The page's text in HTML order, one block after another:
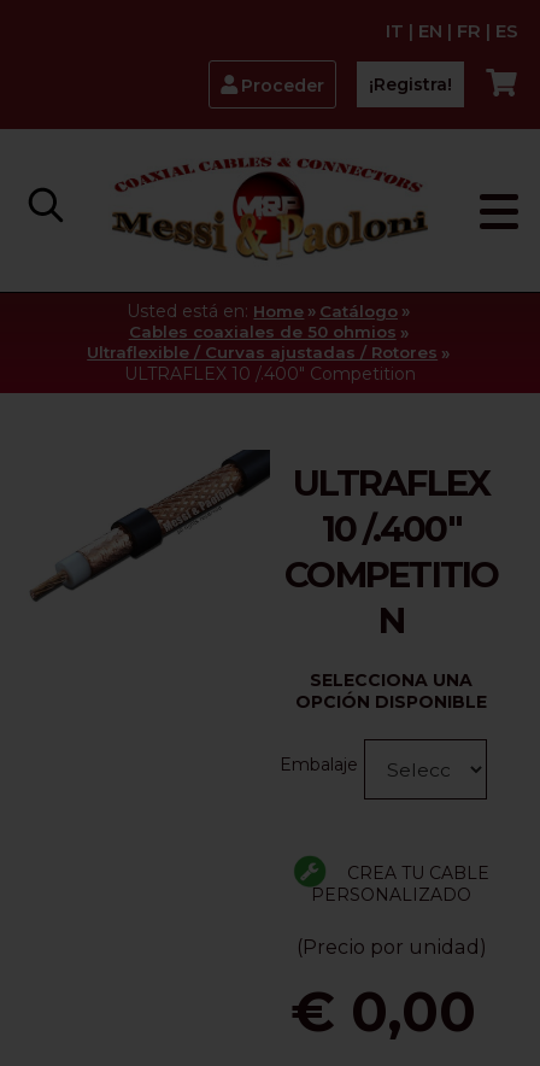
IT | EN | FR | ES
Proceder ¡Registra!
Usted está en: Home » Catálogo »
Cables coaxiales de 50 ohmios »
Ultraflexible / Curvas ajustadas / Rotores »
ULTRAFLEX 10 /.400" Competition
ULTRAFLEX
10 /.400"
COMPETITIO
N
SELECCIONA UNA
OPCIÓN DISPONIBLE
Embalaje
CREA TU CABLE
PERSONALIZADO
(Precio por unidad)
€ 0,00